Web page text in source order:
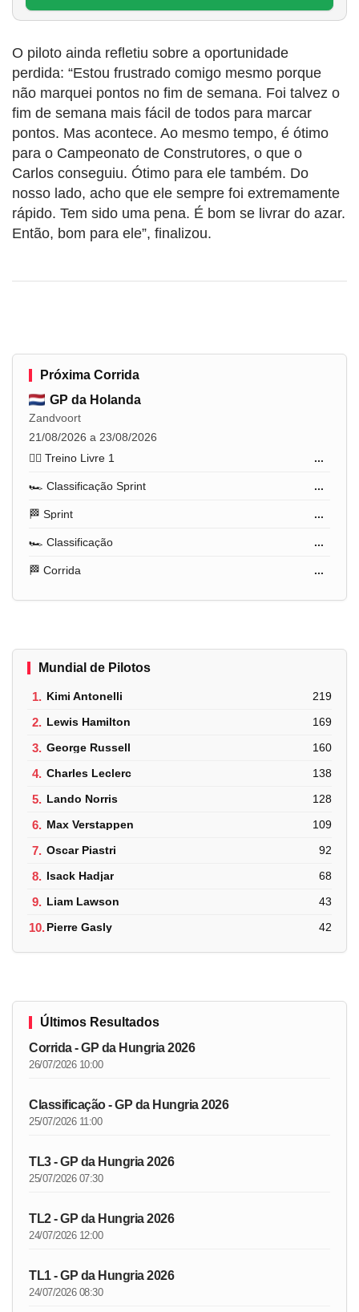
O piloto ainda refletiu sobre a oportunidade
perdida: “Estou frustrado comigo mesmo porque
não marquei pontos no fim de semana. Foi talvez o
fim de semana mais fácil de todos para marcar
pontos. Mas acontece. Ao mesmo tempo, é ótimo
para o Campeonato de Construtores, o que o
Carlos conseguiu. Ótimo para ele também. Do
nosso lado, acho que ele sempre foi extremamente
rápido. Tem sido uma pena. É bom se livrar do azar.
Então, bom para ele”, finalizou.
Próxima Corrida
GP da Holanda
Zandvoort
21/08/2026 a 23/08/2026
🏋️‍♂️ Treino Livre 1
...
🏎️ Classificação Sprint ...
🏁 Sprint ...
🏎️ Classificação ...
🏁 Corrida ...
Mundial de Pilotos
1. Kimi Antonelli 219
2. Lewis Hamilton 169
3. George Russell 160
4. Charles Leclerc 138
5. Lando Norris 128
6. Max Verstappen 109
7. Oscar Piastri 92
8. Isack Hadjar 68
9. Liam Lawson 43
10.Pierre Gasly 42
Últimos Resultados
Corrida - GP da Hungria 2026
26/07/2026 10:00
Classificação - GP da Hungria 2026
25/07/2026 11:00
TL3 - GP da Hungria 2026
25/07/2026 07:30
TL2 - GP da Hungria 2026
24/07/2026 12:00
TL1 - GP da Hungria 2026
24/07/2026 08:30